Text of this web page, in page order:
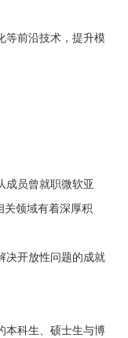
等前沿技术，提升模
成员曾就职微软亚
关领域有着深厚积
决开放性问题的成就
本科生、硕士生与博